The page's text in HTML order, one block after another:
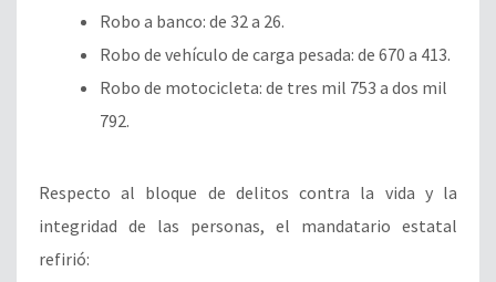
Robo a banco: de 32 a 26.
Robo de vehículo de carga pesada: de 670 a 413.
Robo de motocicleta: de tres mil 753 a dos mil
792.
Respecto al bloque de delitos contra la vida y la
integridad de las personas, el mandatario estatal
refirió: